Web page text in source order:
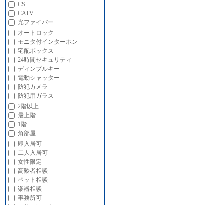
CS
CATV
光ファイバー
オートロック
モニタ付インターホン
宅配ボックス
24時間セキュリティ
ディンプルキー
電動シャッター
防犯カメラ
防犯用ガラス
2階以上
最上階
1階
角部屋
即入居可
二人入居可
女性限定
高齢者相談
ペット相談
楽器相談
事務所可